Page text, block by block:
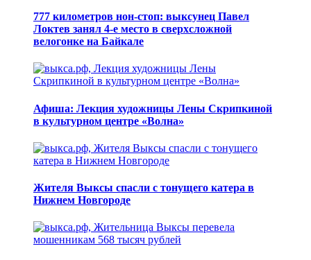
777 километров нон-стоп: выксунец Павел
Локтев занял 4-е место в сверхсложной
велогонке на Байкале
Афиша: Лекция художницы Лены Скрипкиной
в культурном центре «Волна»
Жителя Выксы спасли с тонущего катера в
Нижнем Новгороде